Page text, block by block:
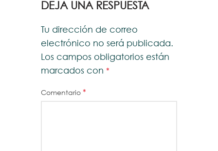
DEJA UNA RESPUESTA
Tu dirección de correo
electrónico no será publicada.
Los campos obligatorios están
marcados con *
Comentario *